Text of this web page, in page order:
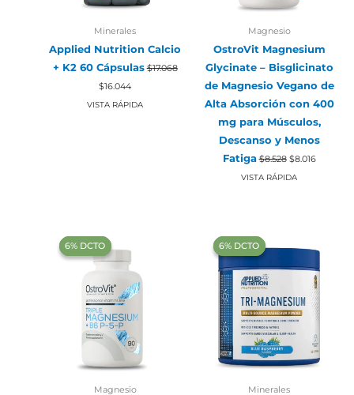
Minerales
Applied Nutrition Calcio
+ K2 60 Cápsulas $17.068
El
precio
original
$16.044
actual
VISTA RÁPIDA
Magnesio
OstroVit Magnesium
Glycinate – Bisglicinato
de Magnesio Vegano de
Alta Absorción con 400
mg para Músculos,
Descanso y Menos
Fatiga $8.528 El
precio
original
$8.016El
precio
VISTA RÁPIDA
‍6% DCTO‍‍
‍6% DCTO‍‍
Magnesio
‍6% DCTO‍‍
‍6% DCTO‍‍
Minerales